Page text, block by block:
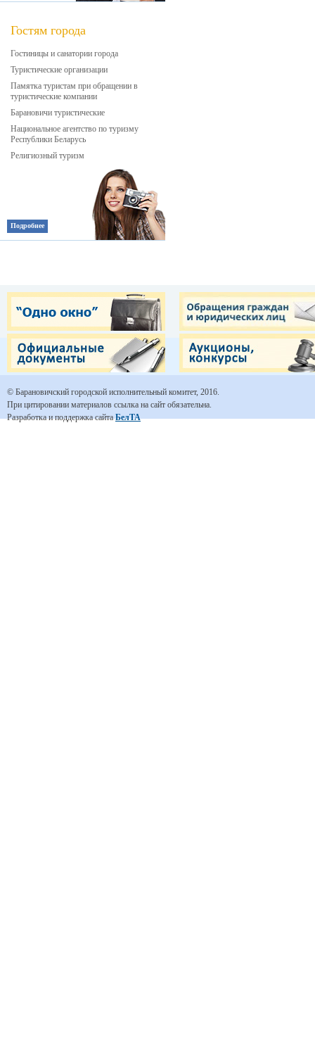
Гостям города
Гостиницы и санатории города
Туристические организации
Памятка туристам при обращении в
туристические компании
Барановичи туристические
Национальное агентство по туризму
Республики Беларусь
Религиозный туризм
Подробнее
© Барановичский городской исполнительный комитет, 2016.
При цитировании материалов ссылка на сайт обязательна.
Разработка и поддержка сайтаБелТА